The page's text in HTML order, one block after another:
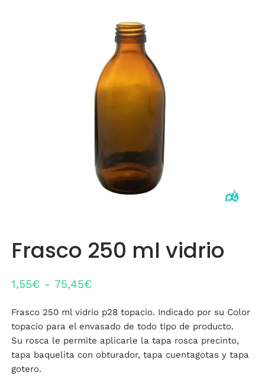
Frasco 250 ml vidrio
1,55€ - 75,45€
precios:
desde
1,55€
Frasco 250 ml vidrio p28 topacio. Indicado por su Color
topacio para el envasado de todo tipo de producto.
Su rosca le permite aplicarle la tapa rosca precinto,
tapa baquelita con obturador, tapa cuentagotas y tapa
gotero.